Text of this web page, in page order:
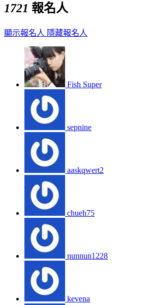
1721 報名人
顯示報名人 隱藏報名人
Fish Super
sepnine
aaskqwert2
chueh75
nunnun1228
kevena